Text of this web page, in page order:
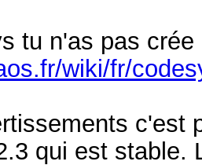
tu n'as pas
wiki/fr/
c'est
qui est stable.